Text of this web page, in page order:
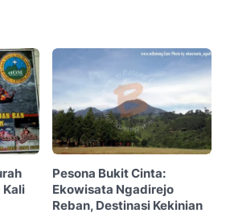
Kali
Pesona Bukit Cinta:
Ekowisata Ngadirejo
Reban, Destinasi Kekinian